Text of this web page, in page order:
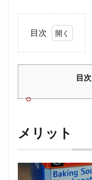
目次
メリ
ト
目次
メリット